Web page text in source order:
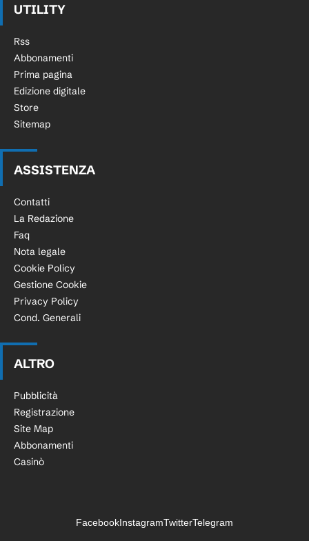
UTILITY
Rss
Abbonamenti
Prima pagina
Edizione digitale
Store
Sitemap
ASSISTENZA
Contatti
La Redazione
Faq
Nota legale
Cookie Policy
Gestione Cookie
Privacy Policy
Cond. Generali
ALTRO
Pubblicità
Registrazione
Site Map
Abbonamenti
Casinò
FacebookInstagramTwitterTelegram